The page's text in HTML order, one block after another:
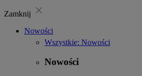
Zamknij close
Nowości
Wszystkie: Nowości
Nowości